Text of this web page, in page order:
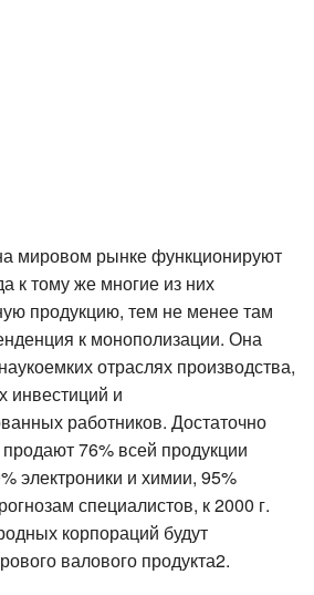
мировом рынке функционируют
к тому же многие из них
продукцию, тем не менее там
к монополизации. Она
отраслях производства,
инвестиций и
работников. Достаточно
76% всей продукции
электроники и химии, 95%
специалистов, к 2000 г.
корпораций будут
валового продукта2.